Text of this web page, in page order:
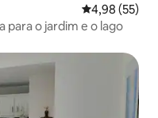
4,98 de uma
4,98 (55)
o jardim e o lago